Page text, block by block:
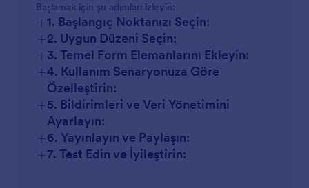
Başlamak için şu adımları izleyin:
+1. Başlangıç Noktanızı Seçin:
+2. Uygun Düzeni Seçin:
+3. Temel Form Elemanlarını Ekleyin:
+4. Kullanım Senaryonuza Göre
Özelleştirin:
+5. Bildirimleri ve Veri Yönetimini
Ayarlayın:
+6. Yayınlayın ve Paylaşın:
+7. Test Edin ve İyileştirin: